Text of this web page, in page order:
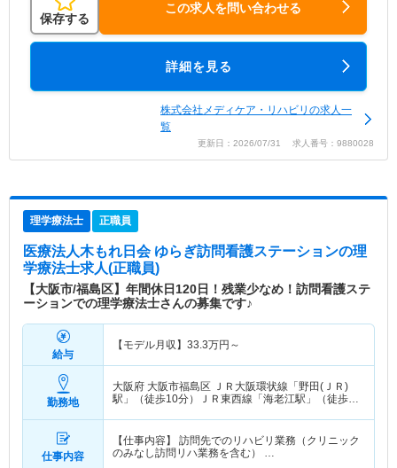
保存する
この求人を問い合わせる
詳細を見る
株式会社メディケア・リハビリの求人一
覧
更新日：2026/07/31 求人番号：9880028
理学療法士 正職員
医療法人木もれ日会 ゆらぎ訪問看護ステーションの理
学療法士求人(正職員)
【大阪市/福島区】年間休日120日！残業少なめ！訪問看護ステ
ーションでの理学療法士さんの募集です♪
給与
【モデル月収】 33.3万円～
勤務地
大阪府 大阪市福島区 ＪＲ大阪環状線「野田(ＪＲ)
駅」（徒歩10分）ＪＲ東西線「海老江駅」（徒歩8
仕事内容
【仕事内容】 訪問先でのリハビリ業務（クリニック
のみなし訪問リハ業務を含む） …